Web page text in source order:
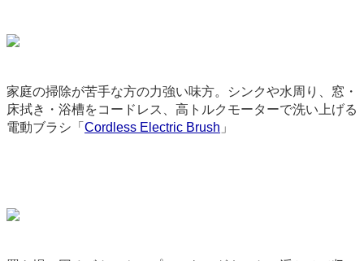
家庭の掃除が苦手な方の力強い味方。シンクや水周り、窓・
床拭き・浴槽をコードレス、高トルクモーターで洗い上げる
電動ブラシ「 Cordless Electric Brush 」